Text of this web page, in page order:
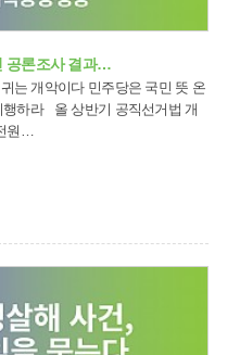
공론조사 결과…
선거법 개
원…